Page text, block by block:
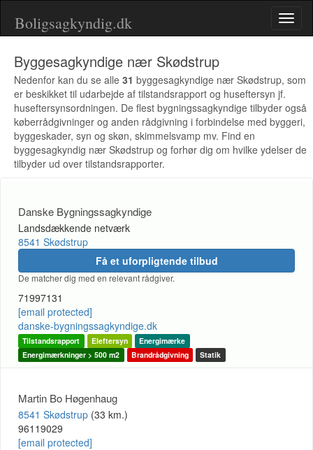
Boligsagkyndig.dk
Byggesagkyndige nær Skødstrup
Nedenfor kan du se alle 31 byggesagkyndige nær Skødstrup, som
er beskikket til udarbejde af tilstandsrapport og huseftersyn jf.
huseftersynsordningen. De flest bygningssagkyndige tilbyder også
køberrådgivninger og anden rådgivning i forbindelse med byggeri,
byggeskader, syn og skøn, skimmelsvamp mv. Find en
byggesagkyndig nær Skødstrup og forhør dig om hvilke ydelser de
tilbyder ud over tilstandsrapporter.
Danske Bygningssagkyndige
Landsdækkende netværk
8541 Skødstrup
Få et uforpligtende tilbud
De matcher dig med en relevant rådgiver.
71997131
[email protected]
danske-bygningssagkyndige.dk
Tilstandsrapport Eleftersyn
Energimærke
Energimærkninger > 500 m2
Brandrådgivning Statik
Martin Bo Høgenhaug
8541 Skødstrup (33 km.)
96119029
[email protected]